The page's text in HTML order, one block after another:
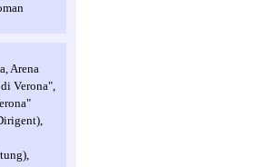
Arena
Verona",